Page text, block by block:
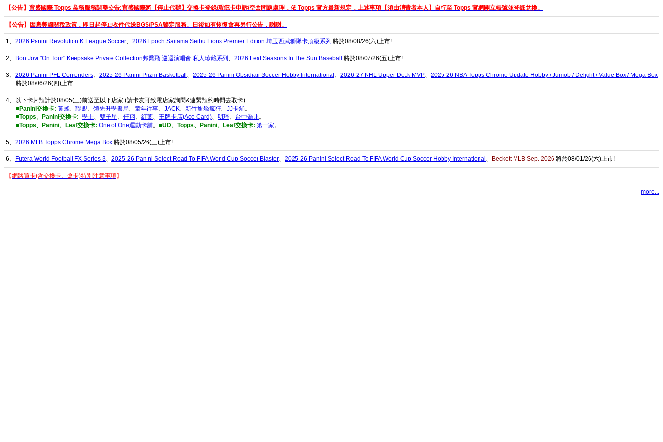
【公告】 育盛國際 Topps 業務服務調整公告:育盛國際將【停止代辦】交換卡登錄/瑕疵卡申訴/空盒問題處理，依 Topps 官方最新規定，上述事項【須由消費者本人】自行至 Topps 官網開立帳號並登錄兌換。
【公告】 因應美國關稅政策，即日起停止收件代送BGS/PSA鑒定服務。日後如有恢復會再另行公告，謝謝。
1、 2026 Panini Revolution K League Soccer、 2026 Epoch Saitama Seibu Lions Premier Edition 埼玉西武獅隊卡頂級系列 將於08/08/26(六)上市!
2、 Bon Jovi "On Tour" Keepsake Private Collection邦喬飛 巡迴演唱會 私人珍藏系列 、 2026 Leaf Seasons In The Sun Baseball 將於08/07/26(五)上市!
3、 2026 Panini PFL Contenders、 2025-26 Panini Prizm Basketball 、 2025-26 Panini Obsidian Soccer Hobby International 、 2026-27 NHL Upper Deck MVP、 2025-26 NBA Topps Chrome Update Hobby / Jumob / Delight / Value Box / Mega Box
將於08/06/26(四)上市!
4、以下卡片預計於08/05(三)前送至以下店家:(請卡友可致電店家詢問&連繫預約時間去取卡)
■Panini交換卡: 黃蜂、 聯盟、 領先升學書局、 童年往事、 JACK、 新竹旗艦瘋狂、 JJ卡舖。
■Topps、Panini交換卡: 學士、 雙子星、 仟翔、 紅葉、 王牌卡店(Ace Card)、 明琦、 台中喬比。
■Topps、Panini、Leaf交換卡: One of One運動卡舖。 ■UD、Topps、Panini、Leaf交換卡: 第一家。
5、 2026 MLB Topps Chrome Mega Box 將於08/05/26(三)上市!
6、 Futera World Football FX Series 3、 2025-26 Panini Select Road To FIFA World Cup Soccer Blaster、 2025-26 Panini Select Road To FIFA World Cup Soccer Hobby International 、 Beckett MLB Sep. 2026 將於08/01/26(六)上市!
【網路買卡(含交換卡、盒卡)特別注意事項】
more...